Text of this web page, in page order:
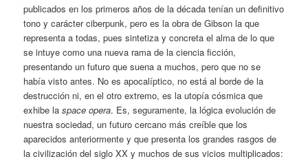
publicados en los primeros años de la década tenían un definitivo
tono y carácter ciberpunk, pero es la obra de Gibson la que
representa a todas, pues sintetiza y concreta el alma de lo que
se intuye como una nueva rama de la ciencia ficción,
presentando un futuro que suena a muchos, pero que no se
había visto antes. No es apocalíptico, no está al borde de la
destrucción ni, en el otro extremo, es la utopía cósmica que
exhibe laspace opera. Es, seguramente, la lógica evolución de
nuestra sociedad, un futuro cercano más creíble que los
aparecidos anteriormente y que presenta los grandes rasgos de
la civilización del siglo XX y muchos de sus vicios multiplicados: